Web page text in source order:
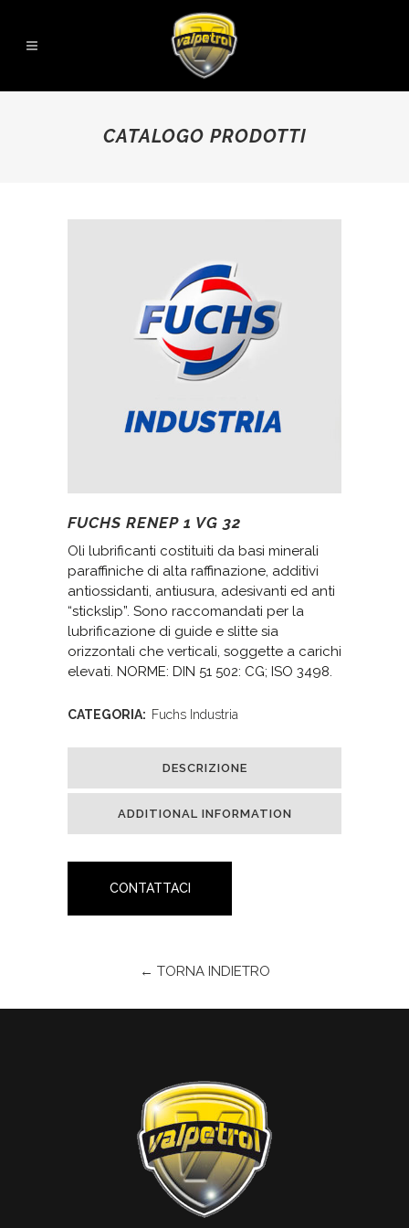
CATALOGO PRODOTTI
FUCHS RENEP 1 VG 32
Oli lubrificanti costituiti da basi minerali
paraffiniche di alta raffinazione, additivi
antiossidanti, antiusura, adesivanti ed anti
“stickslip”. Sono raccomandati per la
lubrificazione di guide e slitte sia
orizzontali che verticali, soggette a carichi
elevati. NORME: DIN 51 502: CG; ISO 3498.
CATEGORIA: Fuchs Industria
DESCRIZIONE
ADDITIONAL INFORMATION
CONTATTACI
← TORNA INDIETRO